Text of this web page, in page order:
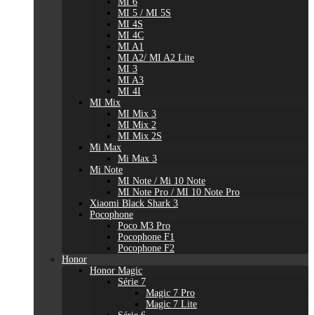
MI 5 / MI 5S
MI 4S
MI 4C
MI A1
MI A2/ MI A2 Lite
MI 3
MI A3
MI 4I
MI Mix
MI Mix 3
MI Mix 2
MI Mix 2S
Mi Max
Mi Max 3
Mi Note
MI Note / Mi 10 Note
MI Note Pro / MI 10 Note Pro
Xiaomi Black Shark 3
Pocophone
Poco M3 Pro
Pocophone F1
Pocophone F2
Honor
Honor Magic
Série 7
Magic 7 Pro
Magic 7 Lite